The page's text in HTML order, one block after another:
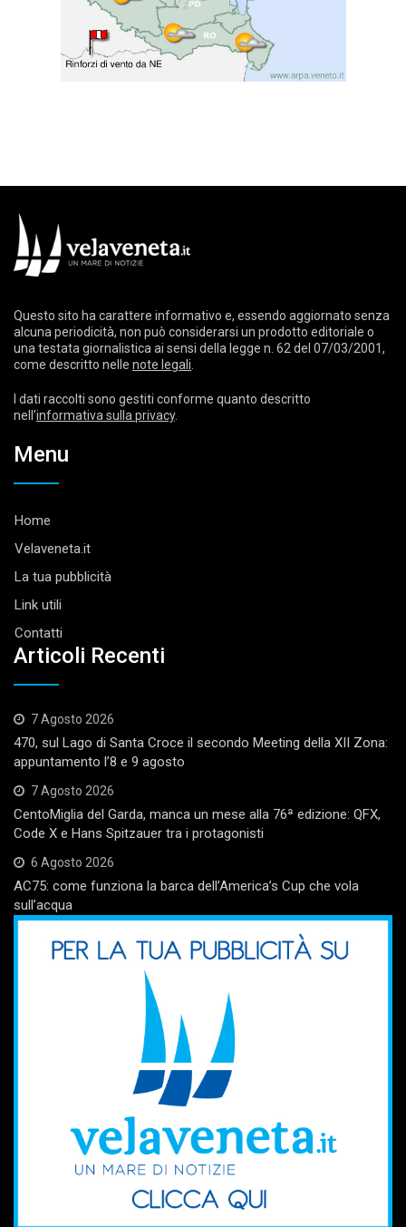
Questo sito ha carattere informativo e, essendo aggiornato senza
alcuna periodicità, non può considerarsi un prodotto editoriale o
una testata giornalistica ai sensi della legge n. 62 del 07/03/2001,
come descritto nelle note legali.
I dati raccolti sono gestiti conforme quanto descritto
nell’informativa sulla privacy.
Menu
Home
Velaveneta.it
La tua pubblicità
Link utili
Contatti
Articoli Recenti
7 Agosto 2026
470, sul Lago di Santa Croce il secondo Meeting della XII Zona:
appuntamento l’8 e 9 agosto
7 Agosto 2026
CentoMiglia del Garda, manca un mese alla 76ª edizione: QFX,
Code X e Hans Spitzauer tra i protagonisti
6 Agosto 2026
AC75: come funziona la barca dell’America’s Cup che vola
sull’acqua